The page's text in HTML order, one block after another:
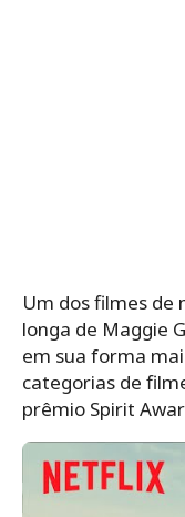
Um dos filmes de
longa de Maggie
em sua forma
categorias de
prêmio Spirit